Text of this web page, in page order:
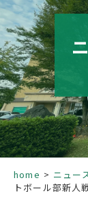
学校紹介
南高の教育
学校生活
部活動
home ニュー
トボール部新人